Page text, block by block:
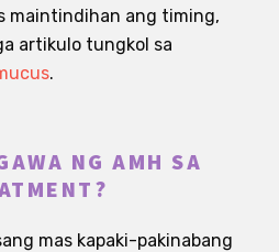
maintindihan ang timing,
artikulo tungkol sa
.
NG AMH SA
mas kapaki-pakinabang